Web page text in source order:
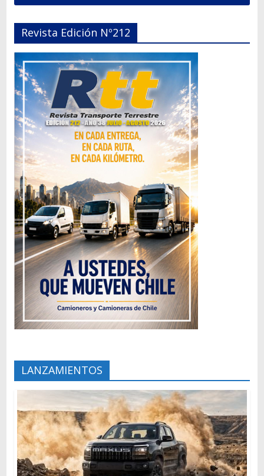
Revista Edición Nº212
LANZAMIENTOS